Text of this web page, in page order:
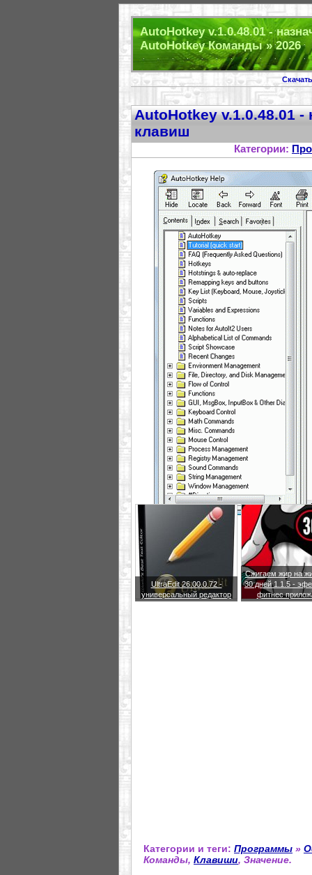
AutoHotkey v.1.0.48.01 -
AutoHotkey Команды » 2026
Скачать
AutoHotkey v.1.0.48.01 -
клавиш
Категории:
UltraEdit 26.00.0.72 -
универсальный редактор
Сжигаем жир на
30 дней 1.1.5 -
фитнес
Категории и теги: Программы »
Команды, Клавиши, Значение.